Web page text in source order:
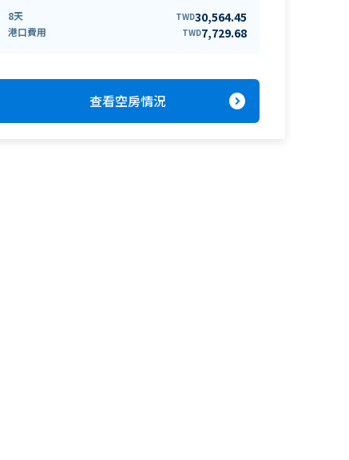
8天 TWD30,564.45
港口費用 TWD7,729.68
查看空房情況 expand_circle_right